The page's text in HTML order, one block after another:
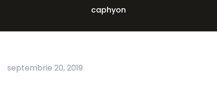
caphyon
septembrie 20, 2019